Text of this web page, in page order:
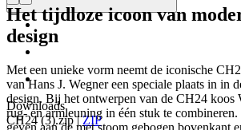
Downloads
CH24 (3).zip|ZIP
Het tijdloze icoon van
design
Met een unieke vorm neemt de iconische
van Hans J. Wegner een speciale plaats in in
design. Bij het ontwerpen van de CH24 koos
rug- en armleuning in één stuk te
geven aan de met stoom gebogen bovenkant